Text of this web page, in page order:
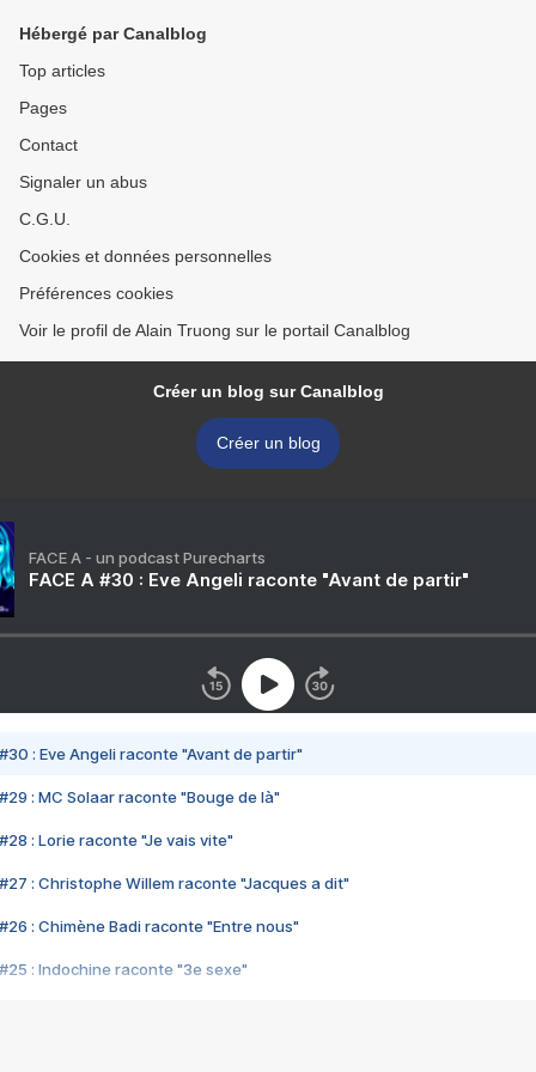
Hébergé par Canalblog
Top articles
Pages
Contact
Signaler un abus
C.G.U.
Cookies et données personnelles
Préférences cookies
Voir le profil de Alain Truong sur le portail Canalblog
Créer un blog sur Canalblog
Créer un blog
FACE A - un podcast Purecharts
FACE A #30 : Eve Angeli raconte "Avant de partir"
#30 : Eve Angeli raconte "Avant de partir"
#29 : MC Solaar raconte "Bouge de là"
#28 : Lorie raconte "Je vais vite"
#27 : Christophe Willem raconte "Jacques a dit"
#26 : Chimène Badi raconte "Entre nous"
#25 : Indochine raconte "3e sexe"